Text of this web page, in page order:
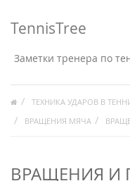
TennisTree
Заметки тренера по
ТЕХНИКА УДАРОВ В
ВРАЩЕНИЯ МЯЧА
ВРАЩЕНИЯ И